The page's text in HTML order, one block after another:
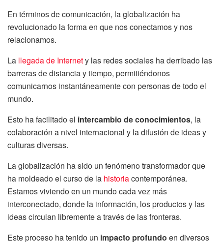
En términos de comunicación, la globalización ha
revolucionado la forma en que nos conectamos y nos
relacionamos.
La llegada de Internety las redes sociales ha derribado las
barreras de distancia y tiempo, permitiéndonos
comunicarnos instantáneamente con personas de todo el
mundo.
Esto ha facilitado el intercambio de conocimientos, la
colaboración a nivel internacional y la difusión de ideas y
culturas diversas.
La globalización ha sido un fenómeno transformador que
ha moldeado el curso de la historiacontemporánea.
Estamos viviendo en un mundo cada vez más
interconectado, donde la información, los productos y las
ideas circulan libremente a través de las fronteras.
Este proceso ha tenido un impacto profundo en diversos